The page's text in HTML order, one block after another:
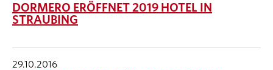
DORMERO ERÖFFNET 2019 HOTEL IN
STRAUBING
29.10.2016